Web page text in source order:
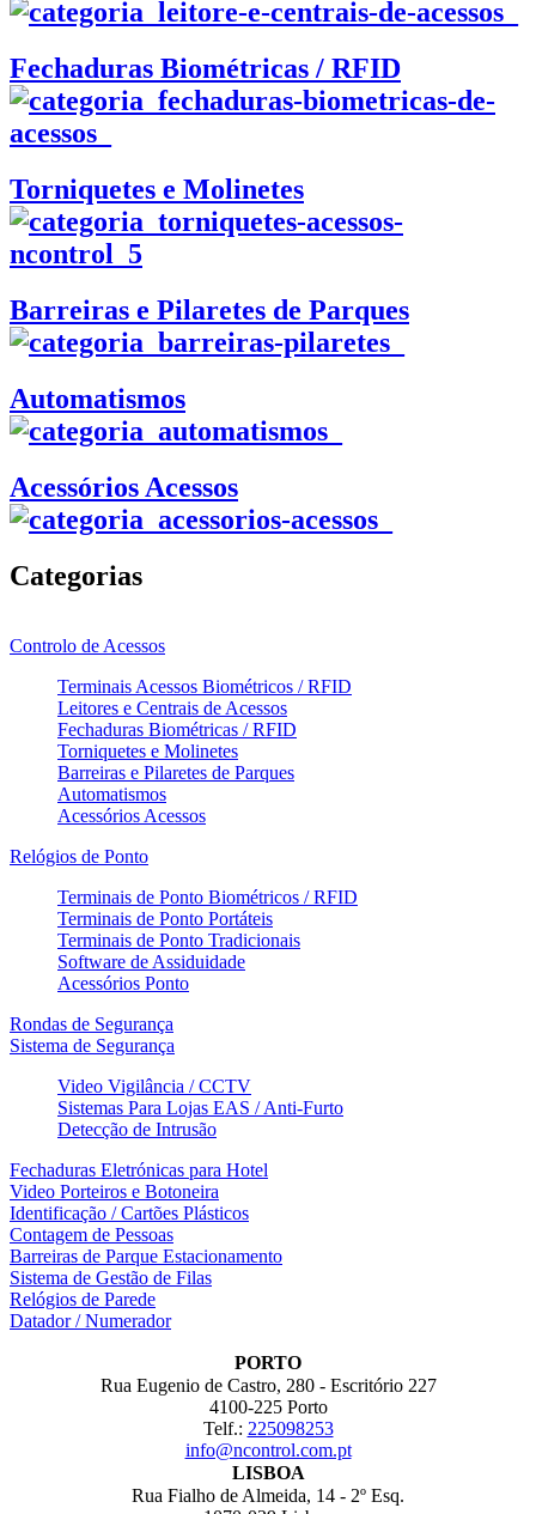
Fechaduras Biométricas / RFID
Torniquetes e Molinetes
Barreiras e Pilaretes de Parques
Automatismos
Acessórios Acessos
Categorias
Controlo de Acessos
Terminais Acessos Biométricos / RFID
Leitores e Centrais de Acessos
Fechaduras Biométricas / RFID
Torniquetes e Molinetes
Barreiras e Pilaretes de Parques
Automatismos
Acessórios Acessos
Relógios de Ponto
Terminais de Ponto Biométricos / RFID
Terminais de Ponto Portáteis
Terminais de Ponto Tradicionais
Software de Assiduidade
Acessórios Ponto
Rondas de Segurança
Sistema de Segurança
Video Vigilância / CCTV
Sistemas Para Lojas EAS / Anti-Furto
Detecção de Intrusão
Fechaduras Eletrónicas para Hotel
Video Porteiros e Botoneira
Identificação / Cartões Plásticos
Contagem de Pessoas
Barreiras de Parque Estacionamento
Sistema de Gestão de Filas
Relógios de Parede
Datador / Numerador
PORTO
Rua Eugenio de Castro, 280 - Escritório 227
4100-225 Porto
Telf.: 225098253
info@ncontrol.com.pt
LISBOA
Rua Fialho de Almeida, 14 - 2º Esq.